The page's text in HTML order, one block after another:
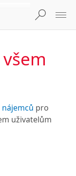
pro
uživatelům